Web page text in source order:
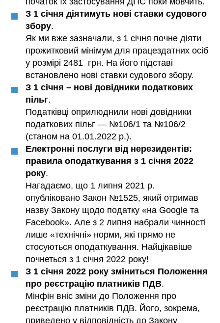
З 1 січня діятимуть нові ставки судового
збору.
Як ми вже зазначали, з 1 січня почне діяти
прожитковий мінімум для працездатних осіб
у розмірі 2481 грн. На його підставі
встановлено нові ставки судового збору.
З 1 січня – нові довідники податкових
пільг.
Податківці оприлюднили нові довідники
податкових пільг — №106/1 та №106/2
(станом на 01.01.2022 р.).
Електронні послуги від нерезидентів:
правила оподаткування з 1 січня 2022
року.
Нагадаємо, що 1 липня 2021 р.
опубліковано Закон №1525, який отримав
назву Закону щодо податку «на Google та
Facebook». Але з 2 липня набрали чинності
лише «технічні» норми, які прямо не
стосуються оподаткування. Найцікавіше
почнеться з 1 січня 2022 року!
З 1 січня 2022 року зміниться Положення
про реєстрацію платників ПДВ.
Мінфін вніс зміни до Положення про
реєстрацію платників ПДВ. Його, зокрема,
приведено у відповідність до Закону